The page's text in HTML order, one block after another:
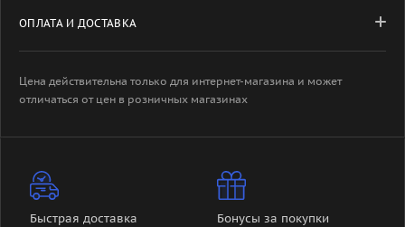
ОПЛАТА И ДОСТАВКА
Цена действительна только для интернет-магазина и может
отличаться от цен в розничных магазинах
Быстрая доставка Бонусы за покупки